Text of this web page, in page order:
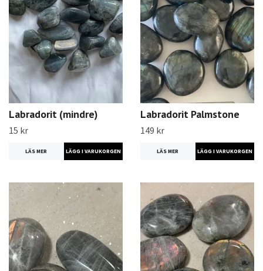
Labradorit (mindre)
15 kr
LÄS MER
Labradorit Palmstone
149 kr
LÄS MER